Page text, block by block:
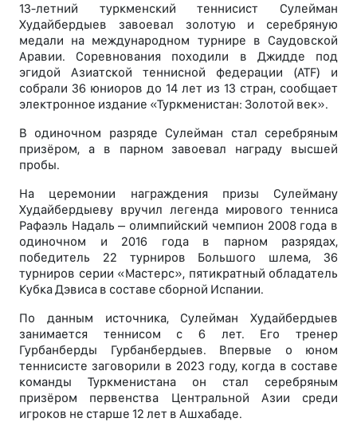
13-летний туркменский теннисист Сулейман
Худайбердыев завоевал золотую и серебряную
медали на международном турнире в Саудовской
Аравии. Соревнования походили в Джидде под
эгидой Азиатской теннисной федерации (ATF) и
собрали 36 юниоров до 14 лет из 13 стран, сообщает
электронное издание «Туркменистан: Золотой век».
В одиночном разряде Сулейман стал серебряным
призёром, а в парном завоевал награду высшей
пробы.
На церемонии награждения призы Сулейману
Худайбердыеву вручил легенда мирового тенниса
Рафаэль Надаль – олимпийский чемпион 2008 года в
одиночном и 2016 года в парном разрядах,
победитель 22 турниров Большого шлема, 36
турниров серии «Мастерс», пятикратный обладатель
Кубка Дэвиса в составе сборной Испании.
По данным источника, Сулейман Худайбердыев
занимается теннисом с 6 лет. Его тренер
Гурбанберды Гурбанбердыев. Впервые о юном
теннисисте заговорили в 2023 году, когда в составе
команды Туркменистана он стал серебряным
призёром первенства Центральной Азии среди
игроков не старше 12 лет в Ашхабаде.